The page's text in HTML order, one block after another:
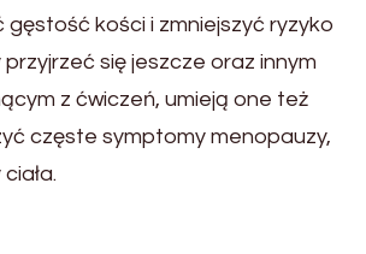
gęstość kości i zmniejszyć ryzyko
się jeszcze oraz innym
z ćwiczeń, umieją one też
częste symptomy menopauzy,